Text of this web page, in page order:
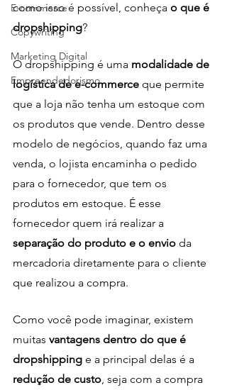
E-commerce
Copywriting
Marketing Digital
Empreendedorismo
como isso é possível, conheça o que é
dropshipping?
O dropshipping é uma modalidade de
logística de e-commerce que permite
que a loja não tenha um estoque com
os produtos que vende. Dentro desse
modelo de negócios, quando faz uma
venda, o lojista encaminha o pedido
para o fornecedor, que tem os
produtos em estoque. É esse
fornecedor quem irá realizar a
separação do produto e o envio da
mercadoria diretamente para o cliente
que realizou a compra.
Como você pode imaginar, existem
muitas vantagens dentro do que é
dropshipping e a principal delas é a
redução de custo, seja com a compra